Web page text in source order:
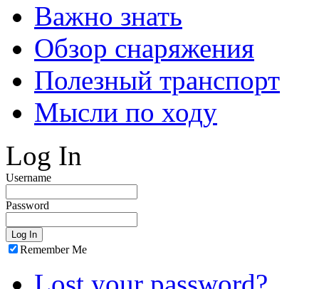
Важно знать
Обзор снаряжения
Полезный транспорт
Мысли по ходу
Log In
Username
Password
Remember Me